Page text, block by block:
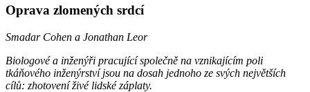
Oprava zlomených srdcí
Smadar Cohen a Jonathan Leor
Biologové a inženýři pracující společně na vznikajícím poli
tkáňového inženýrství jsou na dosah jednoho ze svých největších
cílů: zhotovení živé lidské záplaty.